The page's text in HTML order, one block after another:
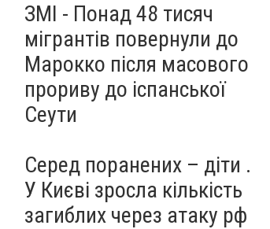
ЗМІ - Понад 48 тисяч
мігрантів повернули до
Марокко після масового
прориву до іспанської
Сеути
Серед поранених – діти .
У Києві зросла кількість
загиблих через атаку рф